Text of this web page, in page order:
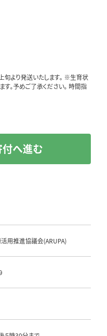
旬より発送いたします。 ※生育状
。予めご了承ください。 時間指
付へ進む
用推進協議会(ARUPA)